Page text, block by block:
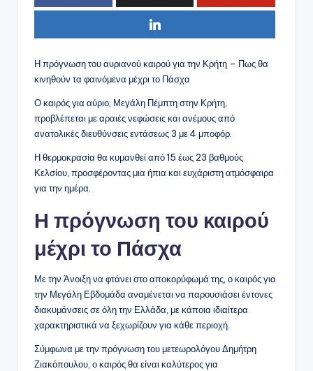
Η πρόγνωση του αυριανού καιρού για την Κρήτη – Πως θα
κινηθούν τα φαινόμενα μέχρι το Πάσχα
Ο καιρός για αύριο, Μεγάλη Πέμπτη στην Κρήτη,
προβλέπεται με αραιές νεφώσεις και ανέμους από
ανατολικές διευθύνσεις εντάσεως 3 με 4 μποφόρ.
Η θερμοκρασία θα κυμανθεί από 15 έως 23 βαθμούς
Κελσίου, προσφέροντας μια ήπια και ευχάριστη ατμόσφαιρα
για την ημέρα.
Η πρόγνωση του καιρού
μέχρι το Πάσχα
Με την Άνοιξη να φτάνει στο αποκορύφωμά της, ο καιρός για
την Μεγάλη Εβδομάδα αναμένεται να παρουσιάσει έντονες
διακυμάνσεις σε όλη την Ελλάδα, με κάποια ιδιαίτερα
χαρακτηριστικά να ξεχωρίζουν για κάθε περιοχή.
Σύμφωνα με την πρόγνωση του μετεωρολόγου Δημήτρη
Ζιακόπουλου, ο καιρός θα είναι καλύτερος για